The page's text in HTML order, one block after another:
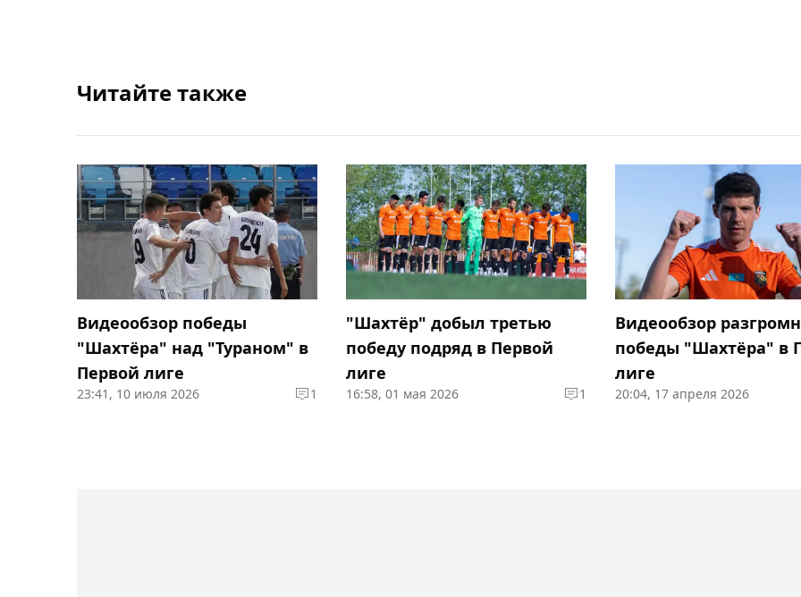
Читайте также
Видеообзор победы
"Шахтёра" над "Тураном" в
Первой лиге
23:41, 10 июля 2026 1
"Шахтёр" добыл третью
победу подряд в Первой
лиге
16:58, 01 мая 2026 1
Видеообзор
победы "Шахтёра" в
лиге
20:04, 17 апреля 2026